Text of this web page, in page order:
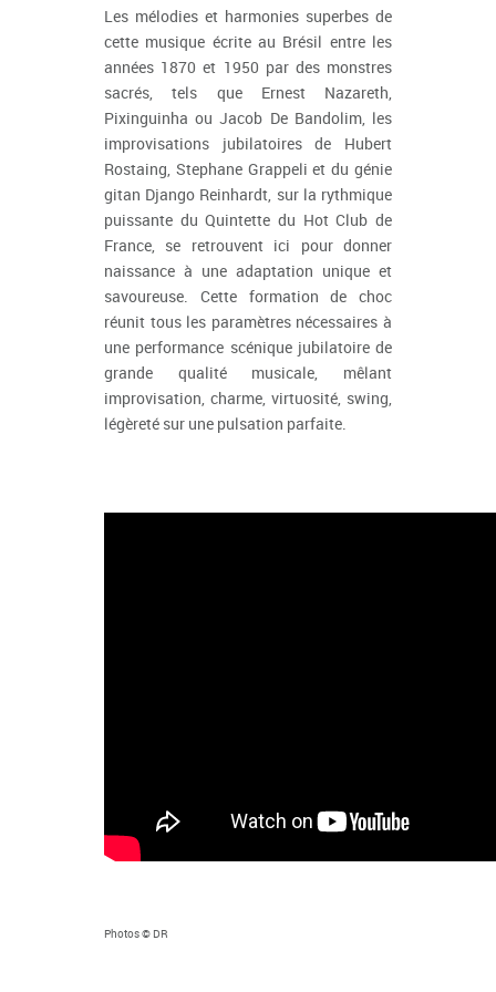
Les mélodies et harmonies superbes de
cette musique écrite au Brésil entre les
années 1870 et 1950 par des monstres
sacrés, tels que Ernest Nazareth,
Pixinguinha ou Jacob De Bandolim, les
improvisations jubilatoires de Hubert
Rostaing, Stephane Grappeli et du génie
gitan Django Reinhardt, sur la rythmique
puissante du Quintette du Hot Club de
France, se retrouvent ici pour donner
naissance à une adaptation unique et
savoureuse. Cette formation de choc
réunit tous les paramètres nécessaires à
une performance scénique jubilatoire de
grande qualité musicale, mêlant
improvisation, charme, virtuosité, swing,
légèreté sur une pulsation parfaite.
Photos © DR